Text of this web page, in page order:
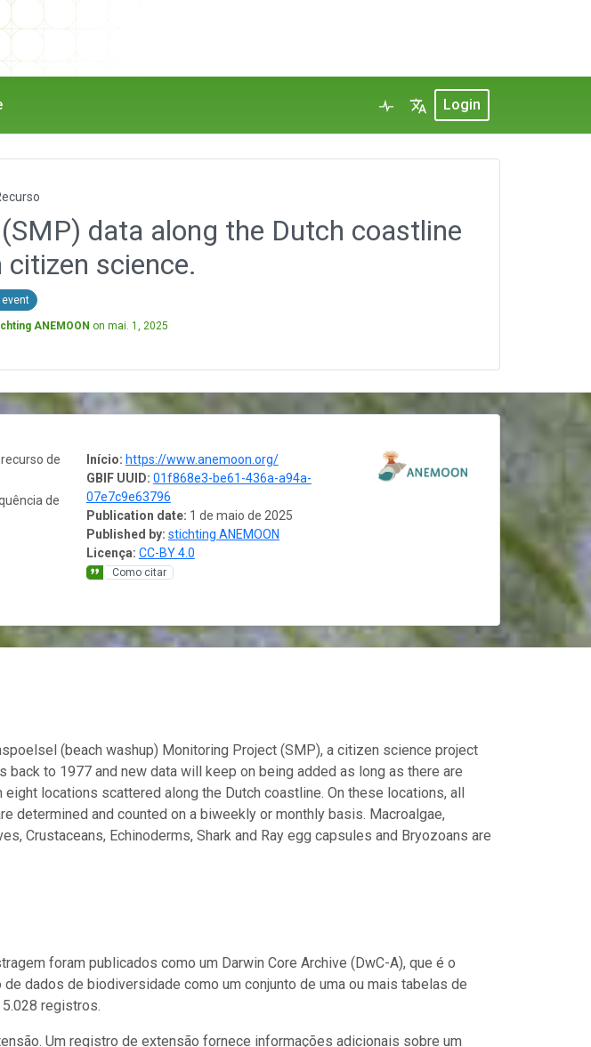
Login
data along the Dutch coastline
science.
ANEMOON on mai. 1, 2025
Início: https://www.anemoon.org/
GBIF UUID: 01f868e3-be61-436a-a94a-
07e7c9e63796
Publication date: 1 de maio de 2025
Published by: stichting ANEMOON
Licença: CC-BY 4.0
Como citar
de
de
(beach washup) Monitoring Project (SMP), a citizen science project
back to 1977 and new data will keep on being added as long as there are
locations scattered along the Dutch coastline. On these locations, all
determined and counted on a biweekly or monthly basis. Macroalgae,
Crustaceans, Echinoderms, Shark and Ray egg capsules and Bryozoans are
foram publicados como um Darwin Core Archive (DwC-A), que é o
dados de biodiversidade como um conjunto de uma ou mais tabelas de
registros.
Um registro de extensão fornece informações adicionais sobre um